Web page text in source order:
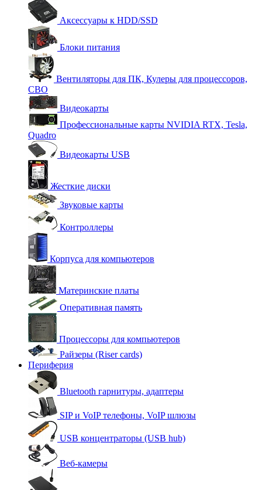
Аксессуары к HDD/SSD
Блоки питания
Вентиляторы для ПК, Кулеры для процессоров,
СВО
Видеокарты
Профессиональные карты NVIDIA RTX, Tesla,
Quadro
Видеокарты USB
Жесткие диски
Звуковые карты
Контроллеры
Корпуса для компьютеров
Материнские платы
Оперативная память
Процессоры для компьютеров
Райзеры (Riser cards)
Периферия
Bluetooth гарнитуры, адаптеры
SIP и VoIP телефоны, VoIP шлюзы
USB концентраторы (USB hub)
Веб-камеры